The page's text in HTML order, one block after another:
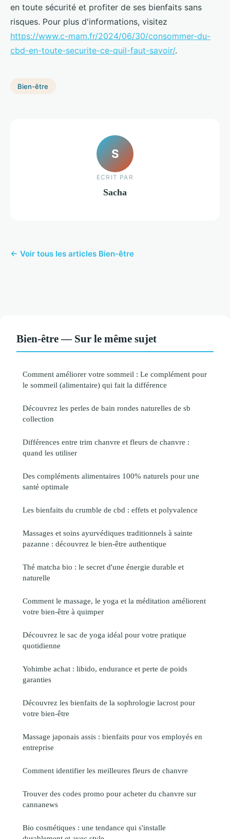
en toute sécurité et profiter de ses bienfaits sans
risques. Pour plus d'informations, visitez
https://www.c-mam.fr/2024/06/30/consommer-du-
cbd-en-toute-securite-ce-quil-faut-savoir/.
Bien-être
S
ECRIT PAR
Sacha
← Voir tous les articles Bien-être
Bien-être — Sur le même sujet
Comment améliorer votre sommeil : Le complément pour
le sommeil (alimentaire) qui fait la différence
Découvrez les perles de bain rondes naturelles de sb
collection
Différences entre trim chanvre et fleurs de chanvre :
quand les utiliser
Des compléments alimentaires 100% naturels pour une
santé optimale
Les bienfaits du crumble de cbd : effets et polyvalence
Massages et soins ayurvédiques traditionnels à sainte
pazanne : découvrez le bien-être authentique
Thé matcha bio : le secret d'une énergie durable et
naturelle
Comment le massage, le yoga et la méditation améliorent
votre bien-être à quimper
Découvrez le sac de yoga idéal pour votre pratique
quotidienne
Yohimbe achat : libido, endurance et perte de poids
garanties
Découvrez les bienfaits de la sophrologie lacrost pour
votre bien-être
Massage japonais assis : bienfaits pour vos employés en
entreprise
Comment identifier les meilleures fleurs de chanvre
Trouver des codes promo pour acheter du chanvre sur
cannanews
Bio cosmétiques : une tendance qui s'installe